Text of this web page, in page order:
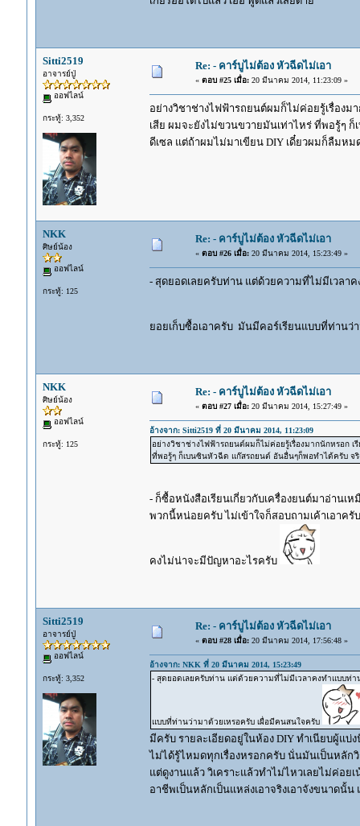
Sitti2519
อาจารย์ปู่
ออฟไลน์
กระทู้: 3,352
Re: - คาร์บูไม่ต้อง หัวฉีดไม่เอา
« ตอบ #25 เมื่อ:20 มีนาคม 2014, 11:23:09 »
อย่างวิชาช่างไฟฟ้ารถยนต์ผมก็ไม่ค่อยรู้เรื่อง
เสีย ผมจะยังไม่ขวนขวายมันเท่าไหร่ ที่พอรู้ๆ
ดีเซล แต่ถ้าผมไม่มาเขียน DIY เดี๋ยวผมก็ลืมห
NKK
ศิษย์น้อง
ออฟไลน์
กระทู้: 125
Re: - คาร์บูไม่ต้อง หัวฉีดไม่เอา
« ตอบ #26 เมื่อ:20 มีนาคม 2014, 15:23:49 »
- สุดยอดเลยครับท่าน แต่ด้วยความที่ไม่มีเวลา
ยอยเก็บซื้อเอาครับ มันมีคอร์เรียนแบบที่ท่านว่
NKK
ศิษย์น้อง
ออฟไลน์
กระทู้: 125
Re: - คาร์บูไม่ต้อง หัวฉีดไม่เอา
« ตอบ #27 เมื่อ:20 มีนาคม 2014, 15:27:49 »
อ้างจาก: Sitti2519 ที่ 20 มีนาคม 2014, 11:23:09
อย่างวิชาช่างไฟฟ้ารถยนต์ผมก็ไม่ค่อยรู้เรื่องมากนักหรอก
ที่พอรู้ๆ ก็เบนซินหัวฉีด แก๊สรถยนต์ อันอื่นๆก็พอทำได้ครับ จ
- ก็ซื้อหนังสือเรียนเกี่ยวกับเครื่องยนต์มาอ่าน
พวกนี้หน่อยครับ ไม่เข้าใจก็สอบถามเค้าเอาค
คงไม่น่าจะมีปัญหาอะไรครับ
Sitti2519
อาจารย์ปู่
ออฟไลน์
กระทู้: 3,352
Re: - คาร์บูไม่ต้อง หัวฉีดไม่เอา
« ตอบ #28 เมื่อ:20 มีนาคม 2014, 17:56:48 »
อ้างจาก: NKK ที่ 20 มีนาคม 2014, 15:23:49
- สุดยอดเลยครับท่าน แต่ด้วยความที่ไม่มีเวลาคงทำแบบท่า
แบบที่ท่านว่ามาด้วยเหรอครับ เผื่อมีคนสนใจครับ
มีครับ รายละเอียดอยู่ในห้อง DIY ทำเนียบผู้แ
ไม่ได้รู้ไหมดทุกเรื่องหรอกครับ นั่นมันเป็นหลักวิ
แต่ดูงานแล้ว วิเคราะแล้วทำไม่ไหวเลยไม่ค่อ
อาชีพเป็นหลักเป็นแหล่งเอาจริงเอาจังขนาดนั้